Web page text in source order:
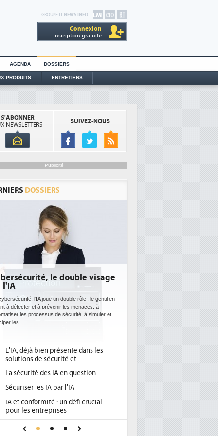
GROUPE IT NEWS INFO
Connexion
Inscription gratuite
AGENDA DOSSIERS
PRODUITS ENTRETIENS
S'ABONNER
NEWSLETTERS
SUIVEZ-NOUS
Publicité
DOSSIERS
l'efficacité énergétique
une obligation pour les
datacenters plus durables et plus efficaces, c'est
recherchent les pouvoirs publics européens
la mise en oeuvre de la nouvelle Directive sur
Qu'est-ce que la DEE (directive
d'efficacité énergétique) ?
DEE, une pression administrative
place pour répondre à...
Phocea DC dans les cordes pour la